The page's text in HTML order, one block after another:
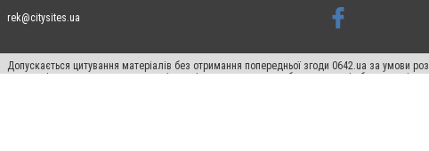
rek@citysites.ua
Допускається цитування матеріалів без отримання попередньої згоди 0642.ua за умови
систем гіперпосилання на цитовані статті не нижче другого абзацу в тексті або в